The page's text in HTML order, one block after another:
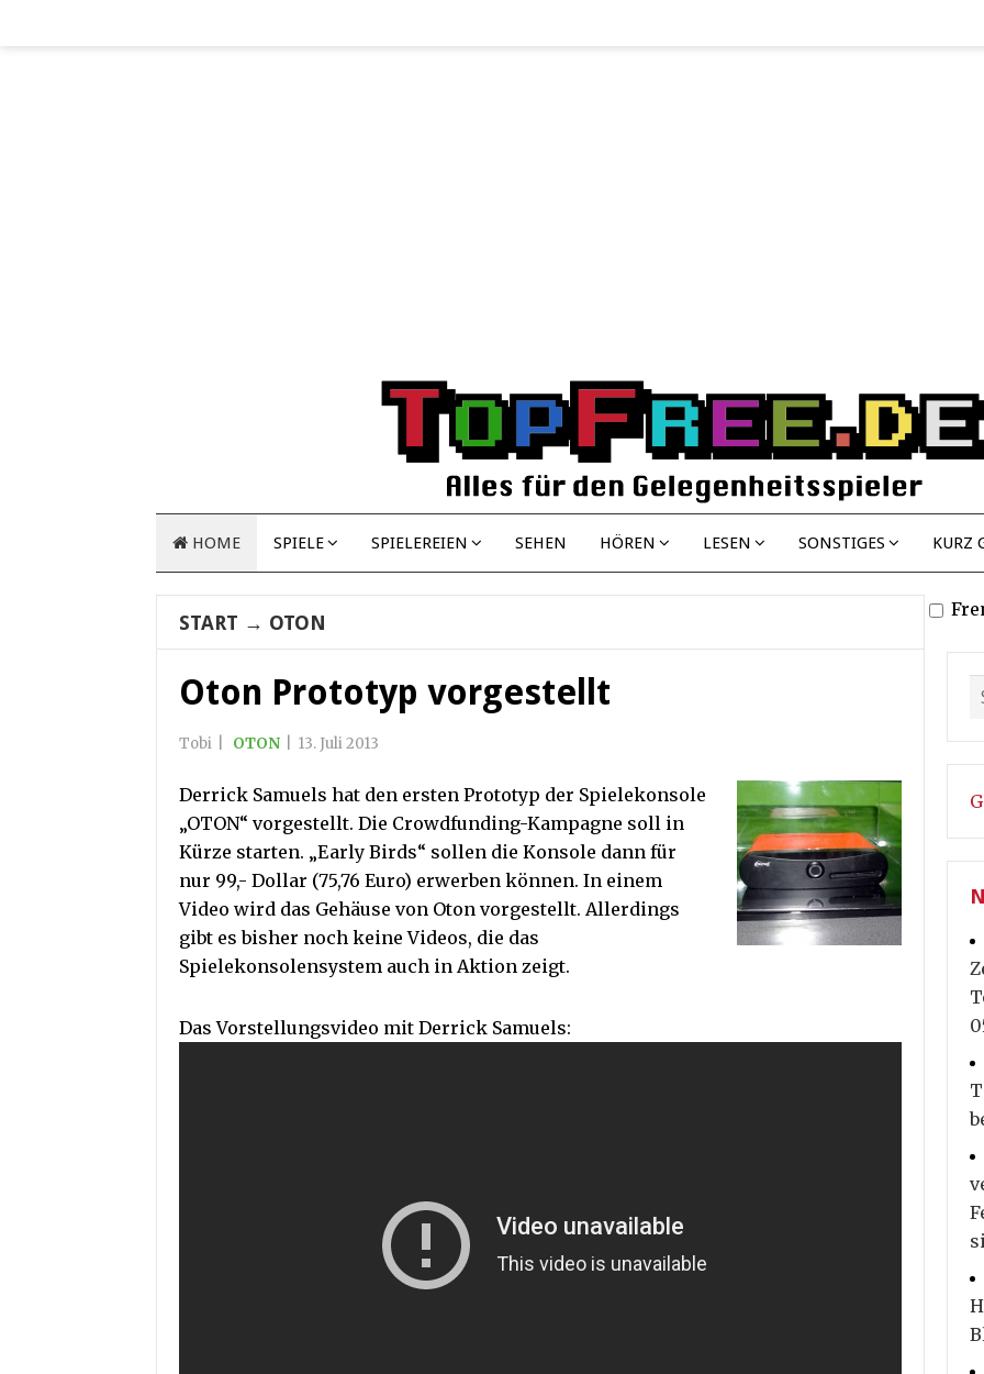
HOME SPIELE SPIELEREIEN SEHEN HÖREN LESEN SONSTIGES KURZ
START → OTON
Oton Prototyp vorgestellt
Tobi OTON 13. Juli 2013
Derrick Samuels hat den ersten Prototyp der Spielekonsole
„OTON“ vorgestellt. Die Crowdfunding-Kampagne soll in
Kürze starten. „Early Birds“ sollen die Konsole dann für
nur 99,- Dollar (75,76 Euro) erwerben können. In einem
Video wird das Gehäuse von Oton vorgestellt. Allerdings
gibt es bisher noch keine Videos, die das
Spielekonsolensystem auch in Aktion zeigt.
Das Vorstellungsvideo mit Derrick Samuels: